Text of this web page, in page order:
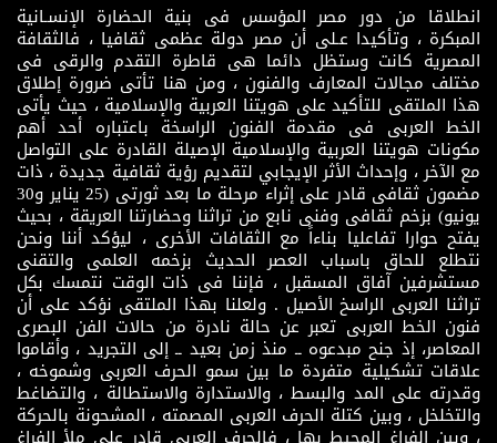
انطلاقا من دور مصر المؤسس فى بنية الحضارة الإنسـانية
المبكرة ، وتأكيدا عـلى أن مصر دولة عظمى ثقافيا ، فالثقافة
المصرية كانت وستظل دائما هى قاطرة التقدم والرقى فى
مختلف مجالات المعارف والفنون ، ومن هنا تأتى ضرورة إطلاق
هذا الملتقى للتأكيد على هويتنا العربية والإسلامية ، حيث يأتى
الخط العربى فى مقدمة الفنون الراسخة باعتباره أحد أهم
مكونات هويتنا العربية والإسلامية الإصيلة القادرة على التواصل
مع الآخر ، وإحداث الأثر الإيجابي لتقديم رؤية ثقافية جديدة ، ذات
مضمون ثقافى قادر على إثراء مرحلة ما بعد ثورتى (25 يناير و30
يونيو) بزخم ثقافى وفنى نابع من تراثنا وحضارتنا العريقة ، بحيث
يفتح حوارا تفاعليا بناءاً مع الثقافات الأخرى ، ليؤكد أننا ونحن
نتطلع للحاق باسباب العصر الحديث بزخمه العلمى والتقنى
مستشرفين آفاق المسقبل ، فإننا فى ذات الوقت نتمسك بكل
تراثنا العربى الراسخ الأصيل . ولعلنا بهذا الملتقى نؤكد على أن
فنون الخط العربى تعبر عن حالة نادرة من حالات الفن البصرى
المعاصر، إذ جنح مبدعوه ــ منذ زمن بعيد ــ إلى التجريد ، وأقاموا
علاقات تشكيلية متفردة ما بين سمو الحرف العربى وشموخه ،
وقدرته على المد والبسط ، والاستدارة والاستطالة ، والتضاغط
والتخلخل ، وبين كتلة الحرف العربى المصمته ، المشحونة بالحركة